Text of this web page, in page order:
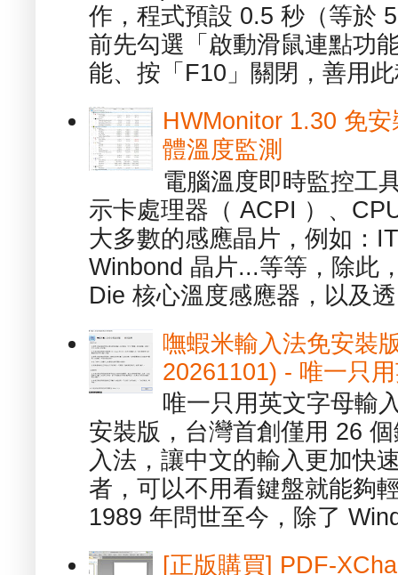
作，程式預設 0.5 秒（等於
前先勾選「啟動滑鼠連點功
能、按「F10」關閉，善用
HWMonitor 1.30 免
體溫度監測
電腦溫度即時監控工
示卡處理器（ ACPI ）、
大多數的感應晶片，例如：
Winbond 晶片...等等，除此
Die 核心溫度感應器，以及
嘸蝦米輸入法免安裝
20261101) - 唯一只
唯一只用英文字母輸
安裝版，台灣首創僅用 26
入法，讓中文的輸入更加快
者，可以不用看鍵盤就能夠
1989 年問世至今，除了
[正版購買] PDF-